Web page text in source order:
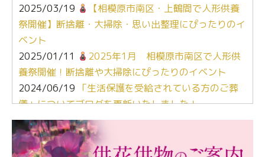
2025/03/19
【相模原市南区・上鶴間で人形供養
祭開催】断捨離・大掃除・思い出整理にぴったりのイ
ベント
2025/01/11
2025年1月 相模原市南区で人形供
養祭開催！断捨離や大掃除にぴったりのイベント
2024/06/19 「生活保護を受給されている方のご葬
儀」についてブログを更新いたしました！
2024/03/06【終活なるほど教室】「マンガで学
ぶ！はじめてのお葬式」小さな家族葬ハウス®町田成
瀬 ご参加ありがとうございました！